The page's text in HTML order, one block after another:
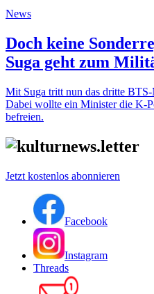
News
Doch keine
Suga geht zum
Mit Suga tritt nun das dritte
Dabei wollte ein Minister die K-
befreien.
Jetzt kostenlos abonnieren
Facebook
Instagram
Threads